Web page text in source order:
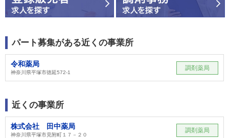
パート募集がある近くの事業所
令和薬局
神奈川県平塚市徳延572-1
調剤薬局
近くの事業所
株式会社 田中薬局
神奈川県平塚市見附町１７－２０
調剤薬局